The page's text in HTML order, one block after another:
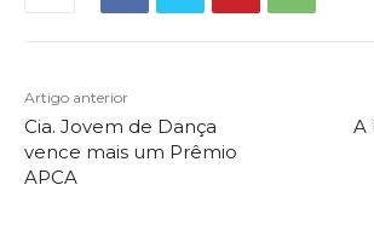
Artigo anterior
Cia. Jovem de Dança
vence mais um Prêmio
APCA
A